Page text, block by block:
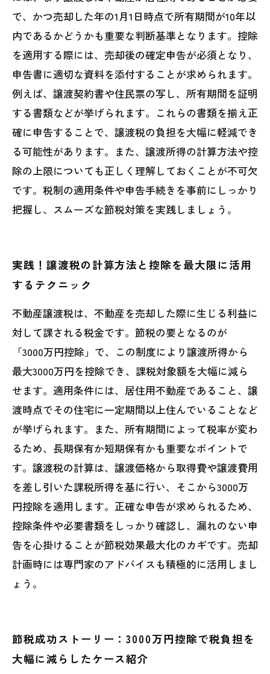
で、かつ売却した年の1月1日時点で所有期間が10年以
内であるかどうかも重要な判断基準となります。控除
を適用する際には、売却後の確定申告が必須となり、
申告書に適切な資料を添付することが求められます。
例えば、譲渡契約書や住民票の写し、所有期間を証明
する書類などが挙げられます。これらの書類を揃え正
確に申告することで、譲渡税の負担を大幅に軽減でき
る可能性があります。また、譲渡所得の計算方法や控
除の上限についても正しく理解しておくことが不可欠
です。税制の適用条件や申告手続きを事前にしっかり
把握し、スムーズな節税対策を実践しましょう。
実践！譲渡税の計算方法と控除を最大限に活用
するテクニック
不動産譲渡税は、不動産を売却した際に生じる利益に
対して課される税金です。節税の要となるのが
「3000万円控除」で、この制度により譲渡所得から
最大3000万円を控除でき、課税対象額を大幅に減ら
せます。適用条件には、居住用不動産であること、譲
渡時点でその住宅に一定期間以上住んでいることなど
が挙げられます。また、所有期間によって税率が変わ
るため、長期保有か短期保有かも重要なポイントで
す。譲渡税の計算は、譲渡価格から取得費や譲渡費用
を差し引いた課税所得を基に行い、そこから3000万
円控除を適用します。正確な申告が求められるため、
控除条件や必要書類をしっかり確認し、漏れのない申
告を心掛けることが節税効果最大化のカギです。売却
計画時には専門家のアドバイスも積極的に活用しまし
ょう。
節税成功ストーリー：3000万円控除で税負担を
大幅に減らしたケース紹介